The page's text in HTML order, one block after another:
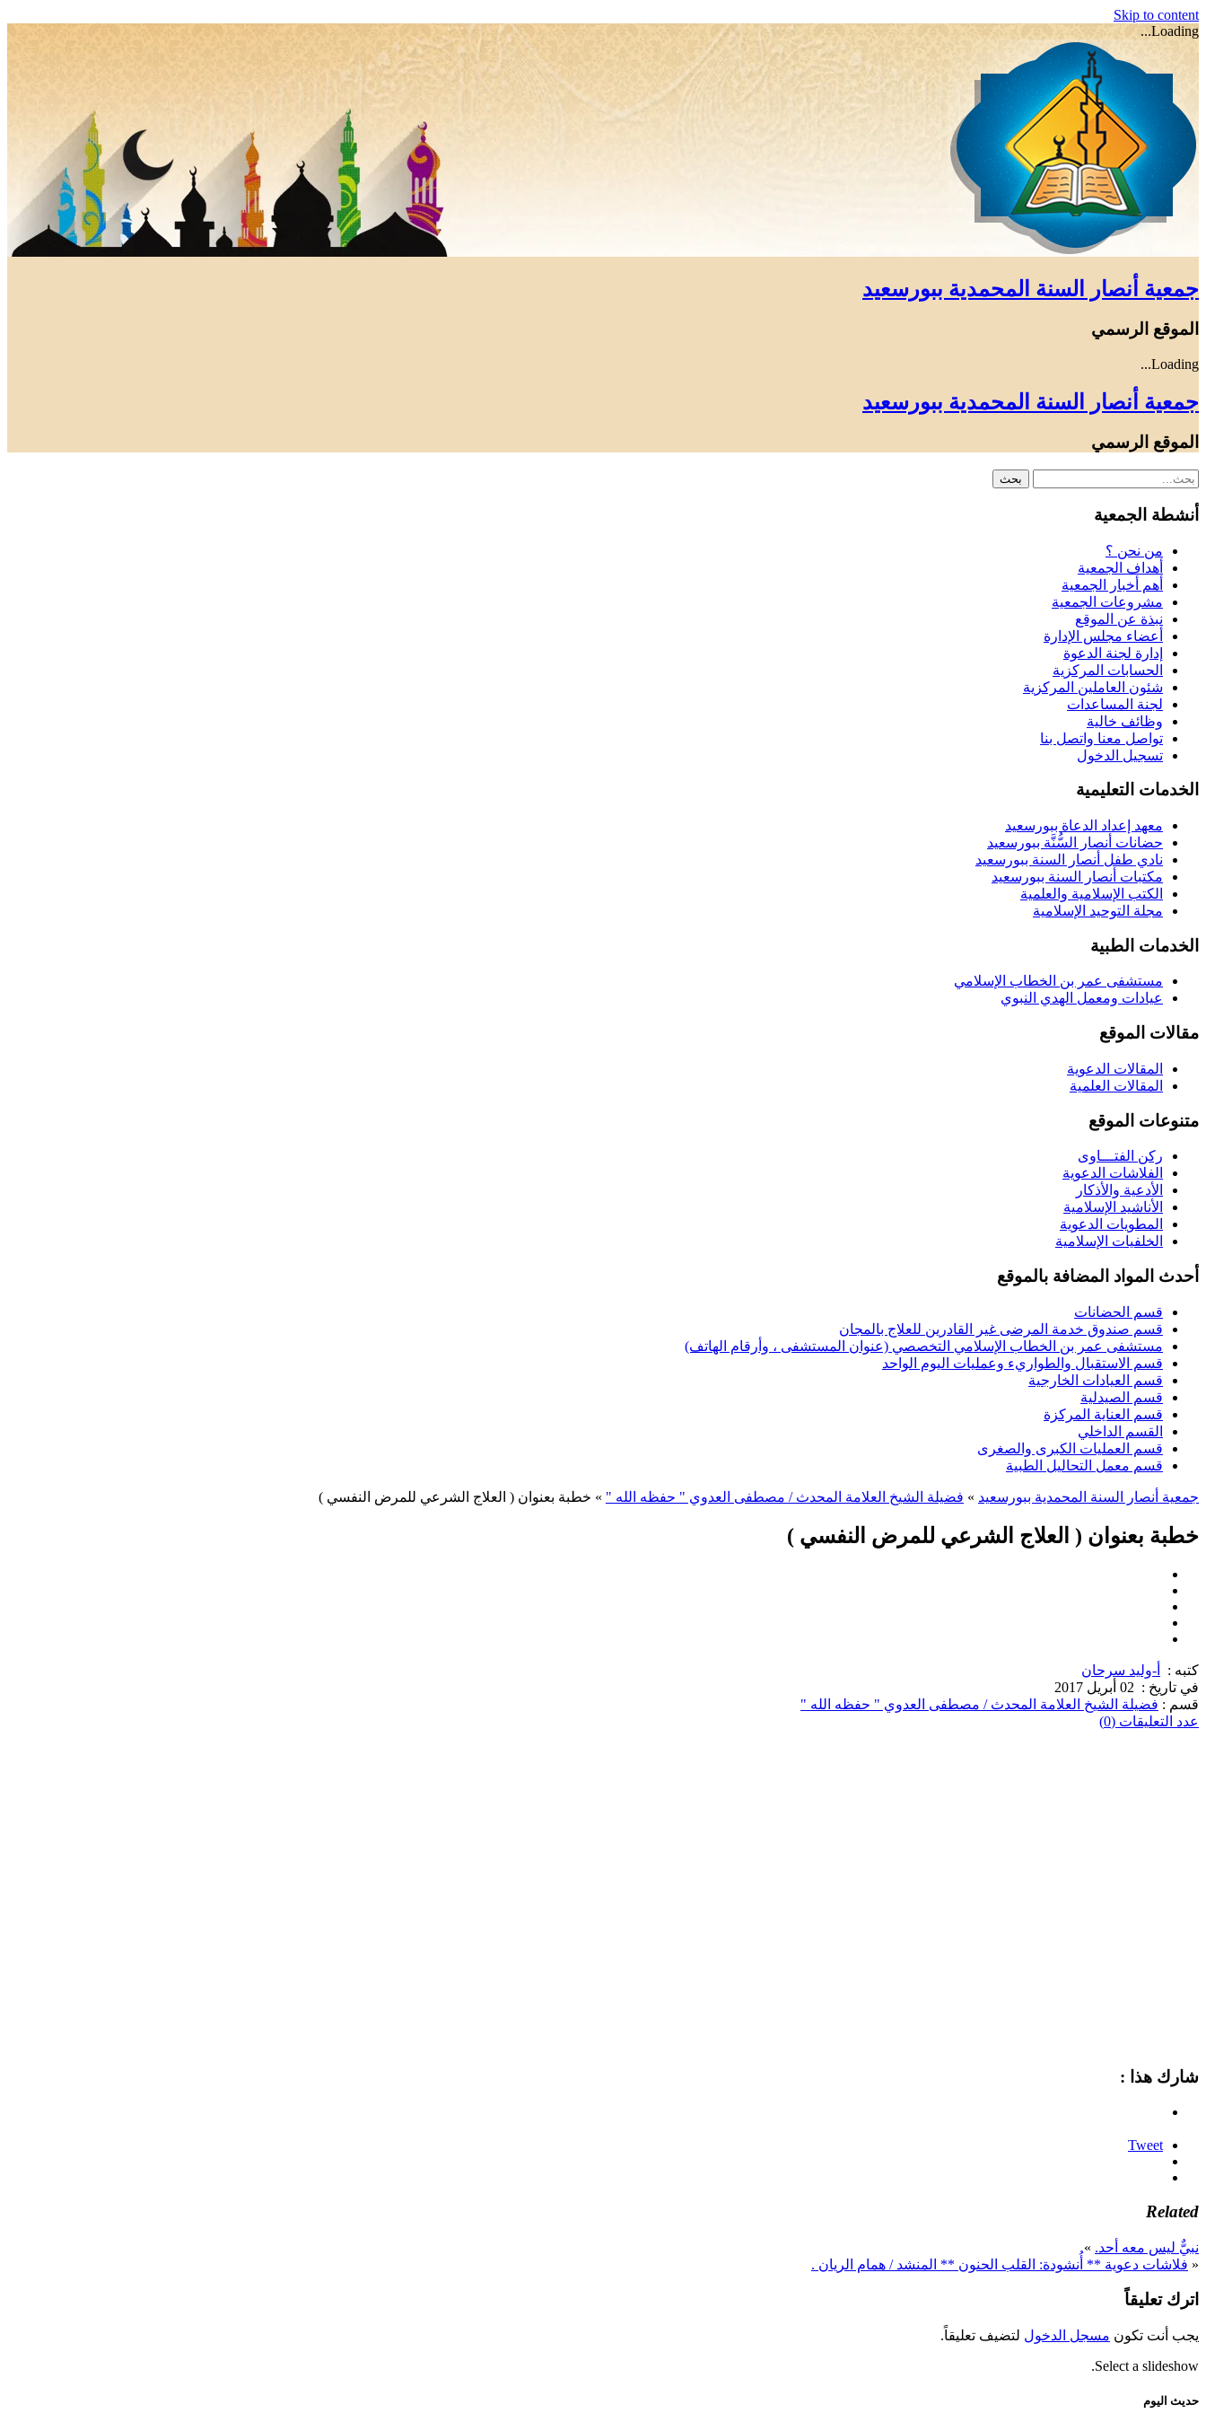
Skip to content
Loading...
جمعية أنصار السنة المحمدية ببورسعيد
الموقع الرسمي
Loading...
جمعية أنصار السنة المحمدية ببورسعيد
الموقع الرسمي
أنشطة الجمعية
من نحن ؟
أهداف الجمعية
أهم أخبار الجمعية
مشروعات الجمعية
نبذة عن الموقع
أعضاء مجلس الإدارة
إدارة لجنة الدعوة
الحسابات المركزية
شئون العاملين المركزية
لجنة المساعدات
وظائف خالية
تواصل معنا واتصل بنا
تسجيل الدخول
الخدمات التعليمية
معهد إعداد الدعاة ببورسعيد
حضانات أنصار السُّنَّة ببورسعيد
نادي طفل أنصار السنة ببورسعيد
مكتبات أنصار السنة ببورسعيد
الكتب الإسلامية والعلمية
مجلة التوحيد الإسلامية
الخدمات الطبية
مستشفى عمر بن الخطاب الإسلامي
عيادات ومعمل الهدي النبوي
مقالات الموقع
المقالات الدعوية
المقالات العلمية
متنوعات الموقع
ركن الفتـــاوى
الفلاشات الدعوية
الأدعية والأذكار
الأناشيد الإسلامية
المطويات الدعوية
الخلفيات الإسلامية
أحدث المواد المضافة بالموقع
قسم الحضانات
قسم صندوق خدمة المرضى غير القادرين للعلاج بالمجان
مستشفى عمر بن الخطاب الإسلامي التخصصي (عنوان المستشفى ، وأرقام الهاتف)
قسم الاستقبال والطواريء وعمليات اليوم الواحد
قسم العيادات الخارجية
قسم الصيدلية
قسم العناية المركزة
القسم الداخلي
قسم العمليات الكبرى والصغرى
قسم معمل التحاليل الطبية
جمعية أنصار السنة المحمدية ببورسعيد » فضيلة الشيخ العلامة المحدث / مصطفى العدوي " حفظه الله " » خطبة بعنوان ( العلاج الشرعي للمرض النفسي )
خطبة بعنوان ( العلاج الشرعي للمرض النفسي )
كتبه :
أ-وليد سرحان
في تاريخ : 02 أبريل 2017
قسم : فضيلة الشيخ العلامة المحدث / مصطفى العدوي " حفظه الله "
عدد التعليقات (0)
شارك هذا :
Tweet
Related
نبيٌّ ليس معه أحد. »
« فلاشات دعوية ** أُنشودة: القلب الحنون ** المنشد / همام الريان .
اترك تعليقاً
يجب أنت تكون مسجل الدخول لتضيف تعليقاً.
Select a slideshow.
حديث اليوم